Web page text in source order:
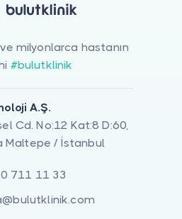
milyonlarca hastanın
#bulutklinik
A.Ş.
Cd. No:12 Kat:8 D:60,
Maltepe / İstanbul
711 11 33